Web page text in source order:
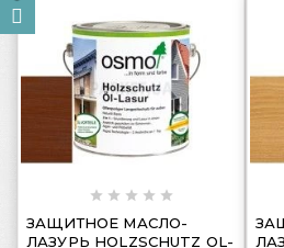
  
    
ЗАЩИТНОЕ МАСЛО-
ЛАЗУРЬ HOLZSCHUTZ OL-